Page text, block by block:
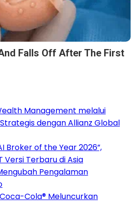
Falls Off After The First
Management melalui
dengan Allianz Global
Broker of the Year 2026”,
Versi Terbaru di Asia
Pengalaman
Cola® Meluncurkan